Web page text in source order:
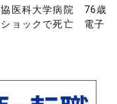
医科大学病院 76歳
ョックで死亡 電子